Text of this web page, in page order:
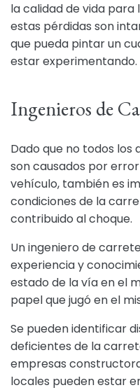
la calidad de vida
estas pérdidas son
que pueda pintar un
estar experimentando.
Ingenieros de
Dado que no todos
son causados por
vehículo, también es
condiciones de la
contribuido al choque.
Un ingeniero de
experiencia y
estado de la vía en el
papel que jugó en el
Se pueden identificar
deficientes de la
empresas
locales pueden estar